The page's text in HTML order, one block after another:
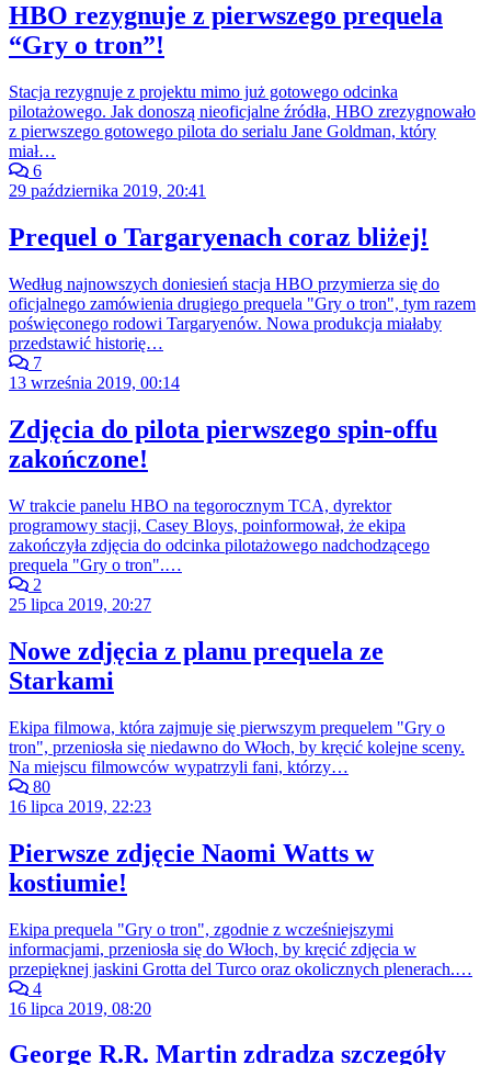
HBO rezygnuje z pierwszego prequela
“Gry o tron”!
Stacja rezygnuje z projektu mimo już gotowego odcinka
pilotażowego. Jak donoszą nieoficjalne źródła, HBO zrezygnowało
z pierwszego gotowego pilota do serialu Jane Goldman, który
miał…
6
29 października 2019, 20:41
Prequel o Targaryenach coraz bliżej!
Według najnowszych doniesień stacja HBO przymierza się do
oficjalnego zamówienia drugiego prequela "Gry o tron", tym razem
poświęconego rodowi Targaryenów. Nowa produkcja miałaby
przedstawić historię…
7
13 września 2019, 00:14
Zdjęcia do pilota pierwszego spin-offu
zakończone!
W trakcie panelu HBO na tegorocznym TCA, dyrektor
programowy stacji, Casey Bloys, poinformował, że ekipa
zakończyła zdjęcia do odcinka pilotażowego nadchodzącego
prequela "Gry o tron".…
2
25 lipca 2019, 20:27
Nowe zdjęcia z planu prequela ze
Starkami
Ekipa filmowa, która zajmuje się pierwszym prequelem "Gry o
tron", przeniosła się niedawno do Włoch, by kręcić kolejne sceny.
Na miejscu filmowców wypatrzyli fani, którzy…
80
16 lipca 2019, 22:23
Pierwsze zdjęcie Naomi Watts w
kostiumie!
Ekipa prequela "Gry o tron", zgodnie z wcześniejszymi
informacjami, przeniosła się do Włoch, by kręcić zdjęcia w
przepięknej jaskini Grotta del Turco oraz okolicznych plenerach.…
4
16 lipca 2019, 08:20
George R.R. Martin zdradza szczegóły